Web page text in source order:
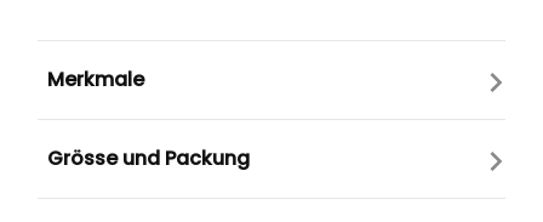
Merkmale
Grösse und Packung